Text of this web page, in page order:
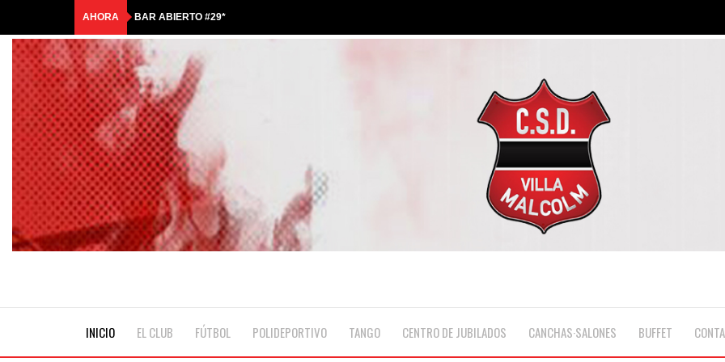
AHORA BAR ABIERTO #29*
COMUNICADO OFICIAL
HASTA SIEMPRE, QUERIDO ANTONIO
🎟️RIFA TRICOLOR | GANADORES🎟️
☀️¡LLEGÓ LA COLONIA DE MALCOLM!💦
INICIO EL CLUB FÚTBOL POLIDEPORTIVO TANGO CENTRO DE JUBILADOS CANCHAS·SALONES BUFFET